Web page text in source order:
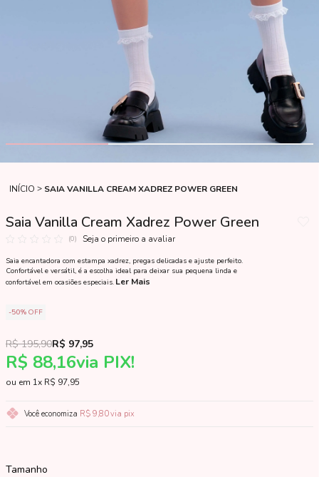
INÍCIO SAIA VANILLA CREAM XADREZ POWER GREEN
Saia Vanilla Cream Xadrez Power Green
(0) Seja o primeiro a avaliar
Saia encantadora com estampa xadrez, pregas delicadas e ajuste perfeito.
Confortável e versátil, é a escolha ideal para deixar sua pequena linda e
confortável em ocasiões especiais. Ler Mais
50% OFF
R$ 88,16via PIX!
R$ 195,90R$ 97,95
1x R$ 97,95
Você economiza R$ 9,80via pix
Tamanho